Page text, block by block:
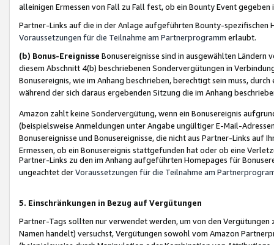
alleinigen Ermessen von Fall zu Fall fest, ob ein Bounty Event
Partner-Links auf die in der Anlage aufgeführten Bounty-spezifischen
Voraussetzungen für die Teilnahme am Partnerprogramm erlaubt.
(b) Bonus-Ereignisse Bonusereignisse sind in ausgewählten Ländern
diesem Abschnitt 4(b) beschriebenen Sondervergütungen in
Bonusereignis, wie im Anhang beschrieben, berechtigt sein muss,
während der sich daraus ergebenden Sitzung die im Anhang
Amazon zahlt keine Sondervergütung, wenn ein Bonusereignis
(beispielsweise Anmeldungen unter Angabe ungültiger E-Mail-
Bonusereignisse und Bonusereignisse, die nicht aus Partner-Links auf
Ermessen, ob ein Bonusereignis stattgefunden hat oder ob eine
Partner-Links zu den im Anhang aufgeführten Homepages für
ungeachtet derVoraussetzungen für die Teilnahme am
5. Einschränkungen in Bezug auf Vergütungen
Partner-Tags sollten nur verwendet werden, um von den
Namen handelt) versuchst, Vergütungen sowohl vom Amazon